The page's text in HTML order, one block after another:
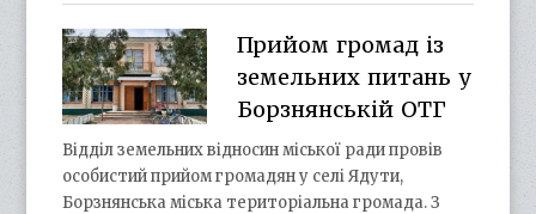
Прийом громад із
земельних питань у
Борзнянській ОТГ
Відділ земельних відносин міської ради провів
особистий прийом громадян у селі Ядути,
Борзнянська міська територіальна громада. З